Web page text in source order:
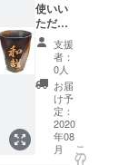
らのお
楽し
み！ 秋
田の夏
を是非
ご堪能
下さ
い。 ８
月後半
もしく
は９月
使いい
ただけ
る名前
入り専
用グラ
スを作
成し提
供させ
て頂き
ます。
ご来店
支援
者：
0人
お届
け予
定：
2020
年08
月
こ
の